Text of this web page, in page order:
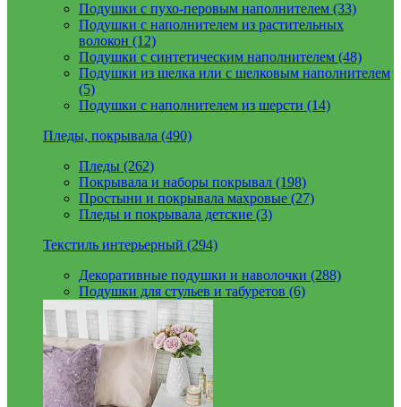
Подушки с пухо-перовым наполнителем (33)
Подушки с наполнителем из растительных
волокон (12)
Подушки с синтетическим наполнителем (48)
Подушки из шелка или с шелковым наполнителем
(5)
Подушки с наполнителем из шерсти (14)
Пледы, покрывала (490)
Пледы (262)
Покрывала и наборы покрывал (198)
Простыни и покрывала махровые (27)
Пледы и покрывала детские (3)
Текстиль интерьерный (294)
Декоративные подушки и наволочки (288)
Подушки для стульев и табуретов (6)